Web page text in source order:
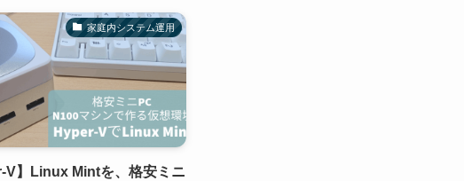
家庭内システム運用
V】Linux Mintを、格安ミニ